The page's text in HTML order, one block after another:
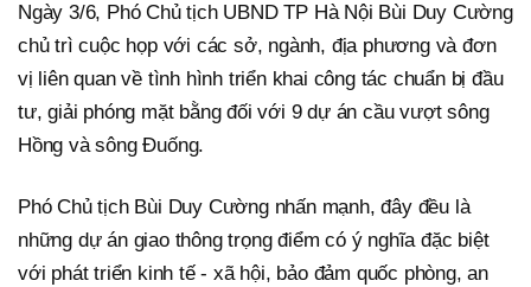
Ngày 3/6, Phó Chủ tịch UBND TP Hà Nội Bùi Duy Cường
chủ trì cuộc họp với các sở, ngành, địa phương và đơn
vị liên quan về tình hình triển khai công tác chuẩn bị đầu
tư, giải phóng mặt bằng đối với 9 dự án cầu vượt sông
Hồng và sông Đuống.
Phó Chủ tịch Bùi Duy Cường nhấn mạnh, đây đều là
những dự án giao thông trọng điểm có ý nghĩa đặc biệt
với phát triển kinh tế - xã hội, bảo đảm quốc phòng, an